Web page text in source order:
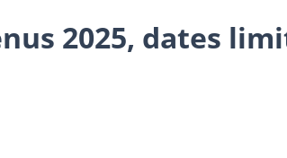
2025, dates